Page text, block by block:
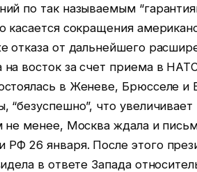
по так называемым
сокращения
отказа от дальнейшего
на восток за счет приема в
в Женеве, Брюсселе и
“безуспешно”, что увеличивает
не менее, Москва ждала и
26 января. После этого
в ответе Запада